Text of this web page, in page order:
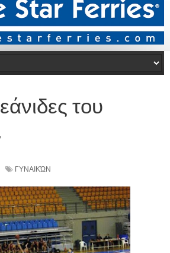
του
ΓΥΝΑΙΚΏΝ